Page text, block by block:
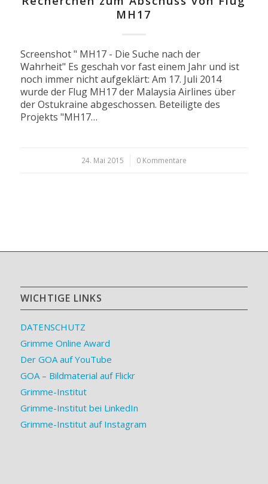
MH17
Screenshot " MH17 - Die Suche nach der
Wahrheit" Es geschah vor fast einem Jahr und ist
noch immer nicht aufgeklärt: Am 17. Juli 2014
wurde der Flug MH17 der Malaysia Airlines über
der Ostukraine abgeschossen. Beteiligte des
Projekts "MH17…
24. Mai 2015 0 Kommentare
WICHTIGE LINKS
DATENSCHUTZ
Grimme Online Award
Der GOA auf YouTube
GOA – Bildmaterial auf Flickr
Grimme-Institut
Grimme-Institut bei LinkedIn
Grimme-Institut auf Instagram